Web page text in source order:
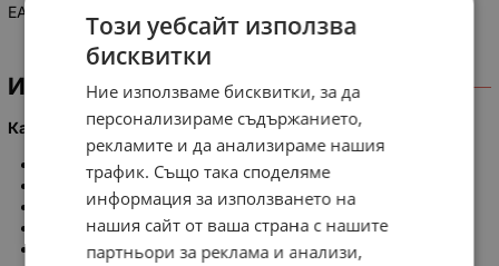
EAN: 5901890098366
ИНФОРМАЦИЯ
Камера ендоскоп за телефон, лаптоп и компютър
Резолюция: 640 x 480p
Сензор на камерата: 1/5'
Диаметър на камерата: 7 mm
Ъгъл на гледане: 67°
Дължина на кабела: 2 m
Този уебсайт използва
бисквитки
Ние използваме бисквитки, за да
персонализираме съдържанието,
рекламите и да анализираме нашия
трафик. Също така споделяме
информация за използването на
нашия сайт от ваша страна с нашите
партньори за реклама и анализи,